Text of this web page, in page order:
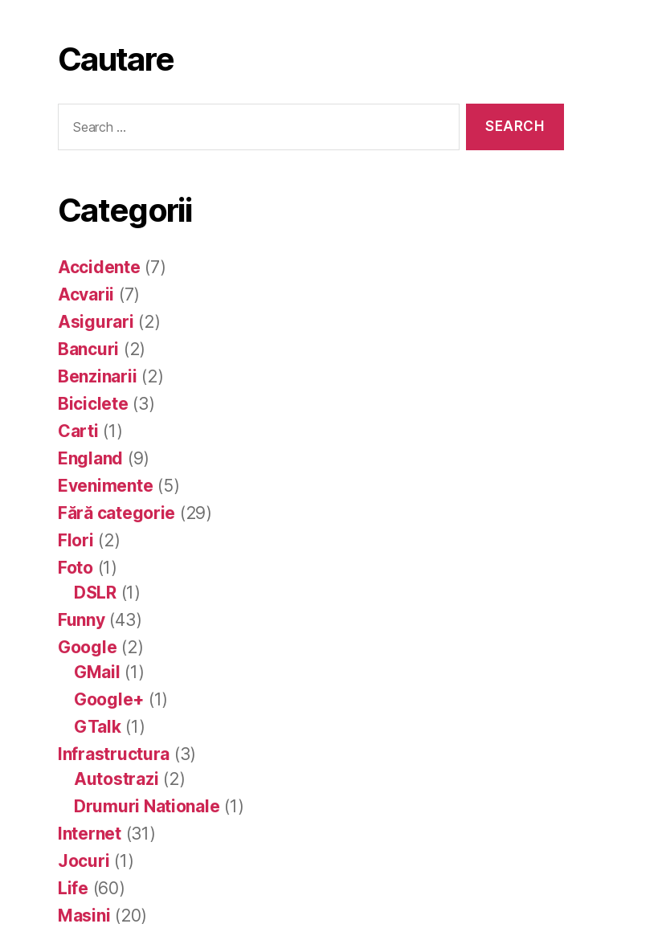
Cautare
for:
Categorii
Accidente (7)
Acvarii (7)
Asigurari (2)
Bancuri (2)
Benzinarii (2)
Biciclete (3)
Carti (1)
England (9)
Evenimente (5)
Fără categorie (29)
Flori (2)
Foto(1)
DSLR(1)
Funny(43)
Google (2)
GMail (1)
Google+ (1)
GTalk(1)
Infrastructura (3)
Autostrazi (2)
Drumuri Nationale (1)
Internet(31)
Jocuri (1)
Life (60)
Masini (20)